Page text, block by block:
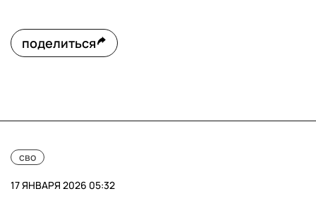
поделиться
сво
17 ЯНВАРЯ 2026 05:32